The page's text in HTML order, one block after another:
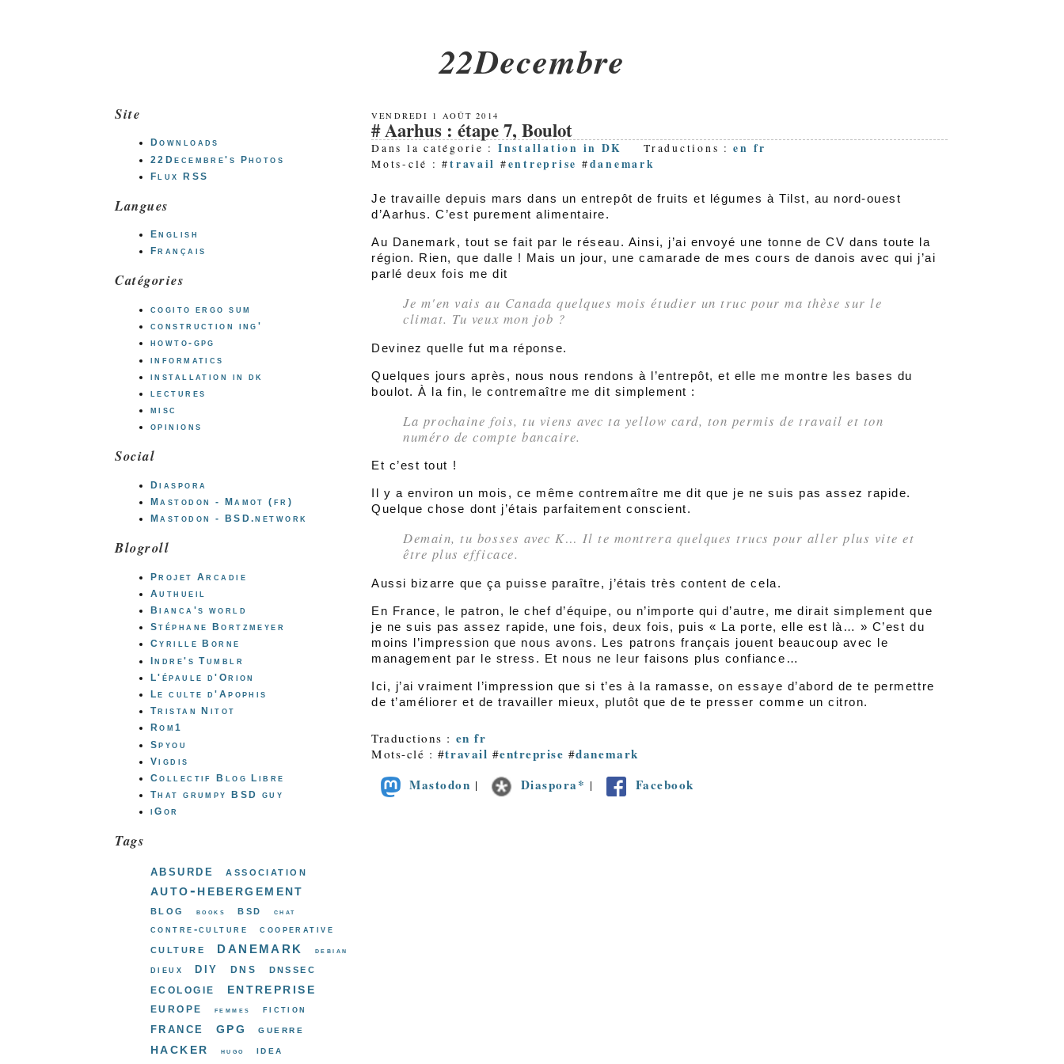
22Decembre
VENDREDI 1 AOÛT 2014
Aarhus : étape 7, Boulot
Dans la catégorie : Installation in DK Traductions :en fr
Mots-clé : #travail #entreprise #danemark
Je travaille depuis mars dans un entrepôt de fruits et légumes à Tilst, au nord-ouest
d’Aarhus. C’est purement alimentaire.
Au Danemark, tout se fait par le réseau. Ainsi, j’ai envoyé une tonne de CV dans toute la
région. Rien, que dalle ! Mais un jour, une camarade de mes cours de danois avec qui j’ai
parlé deux fois me dit
Je m'en vais au Canada quelques mois étudier un truc pour ma thèse sur le
climat. Tu veux mon job ?
Devinez quelle fut ma réponse.
Quelques jours après, nous nous rendons à l’entrepôt, et elle me montre les bases du
boulot. À la fin, le contremaître me dit simplement :
La prochaine fois, tu viens avec ta yellow card, ton permis de travail et ton
numéro de compte bancaire.
Et c’est tout !
Il y a environ un mois, ce même contremaître me dit que je ne suis pas assez rapide.
Quelque chose dont j’étais parfaitement conscient.
Demain, tu bosses avec K… Il te montrera quelques trucs pour aller plus vite et
être plus efficace.
Aussi bizarre que ça puisse paraître, j’étais très content de cela.
En France, le patron, le chef d’équipe, ou n’importe qui d’autre, me dirait simplement que
je ne suis pas assez rapide, une fois, deux fois, puis « La porte, elle est là… » C’est du
moins l’impression que nous avons. Les patrons français jouent beaucoup avec le
management par le stress. Et nous ne leur faisons plus confiance…
Ici, j’ai vraiment l’impression que si t’es à la ramasse, on essaye d’abord de te permettre
de t’améliorer et de travailler mieux, plutôt que de te presser comme un citron.
Traductions : en fr
Mots-clé : #travail #entreprise #danemark
Mastodon | Diaspora* | Facebook
Site
Downloads
22Decembre's Photos
Flux RSS
Langues
English
Français
Catégories
cogito ergo sum
construction ing'
howto-gpg
informatics
installation in dk
lectures
misc
opinions
Social
Diaspora
Mastodon - Mamot (fr)
Mastodon - BSD.network
Blogroll
Projet Arcadie
Authueil
Bianca's world
Stéphane Bortzmeyer
Cyrille Borne
Indre's Tumblr
L'épaule d'Orion
Le culte d'Apophis
Tristan Nitot
Rom1
Spyou
Vigdis
Collectif Blog Libre
That grumpy BSD guy
iGor
Tags
absurde association
auto-hebergement
blog books bsd chat
contre-culture cooperative
culture danemark debian
dieux diy dns dnssec
ecologie entreprise
europe femmes fiction
france gpg guerre
hacker hugo idea